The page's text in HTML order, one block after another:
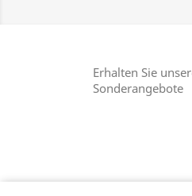
Erhalten Sie
Sonderangebote